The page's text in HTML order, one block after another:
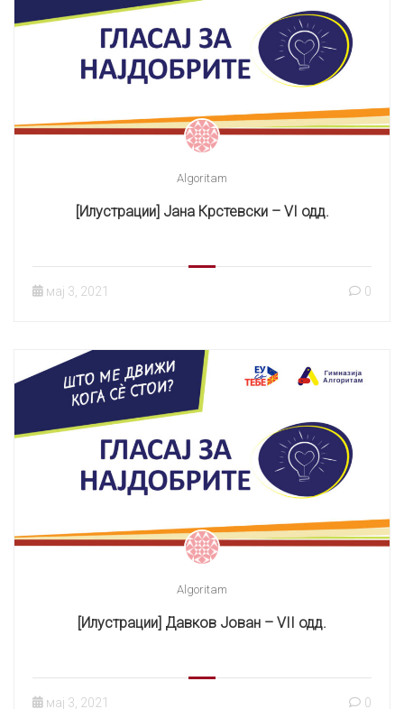
Algoritam
[Илустрации] Јана Крстевски – VI одд.
мај 3, 2021 0
Algoritam
[Илустрации] Давков Јован – VII одд.
мај 3, 2021 0